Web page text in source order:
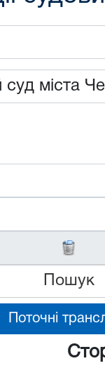
Пошук
Поточні